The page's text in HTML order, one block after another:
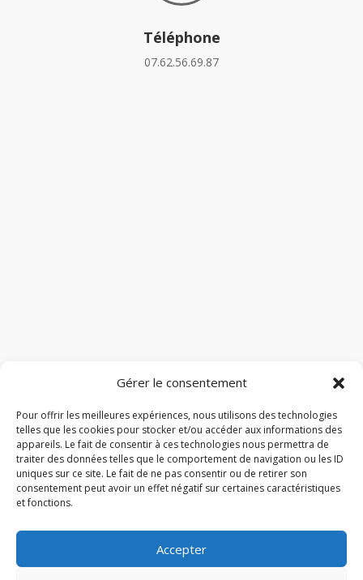
Gérer le consentement
Pour offrir les meilleures expériences, nous utilisons des technologies
telles que les cookies pour stocker et/ou accéder aux informations des
appareils. Le fait de consentir à ces technologies nous permettra de
traiter des données telles que le comportement de navigation ou les ID
uniques sur ce site. Le fait de ne pas consentir ou de retirer son
consentement peut avoir un effet négatif sur certaines caractéristiques
et fonctions.
Accepter
Téléphone
07.62.56.69.87